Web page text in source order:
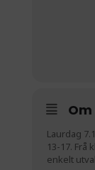
Laurdag
13-17. Frå
enkelt